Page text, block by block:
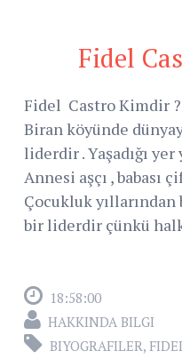
Fidel
Fidel Castro Kimdir
Biran köyünde
liderdir . Yaşadığı
Annesi aşçı , babası
Çocukluk
bir liderdir çünkü
18:58:00
HAKKINDA BILGI
BIYOGRAFILER,